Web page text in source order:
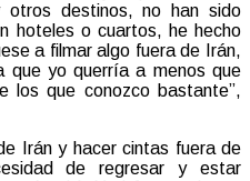
destinos, no han sido
hoteles o cuartos, he hecho
a filmar algo fuera de Irán,
que yo querría a menos que
los que conozco bastante”,
Irán y hacer cintas fuera de
de regresar y estar